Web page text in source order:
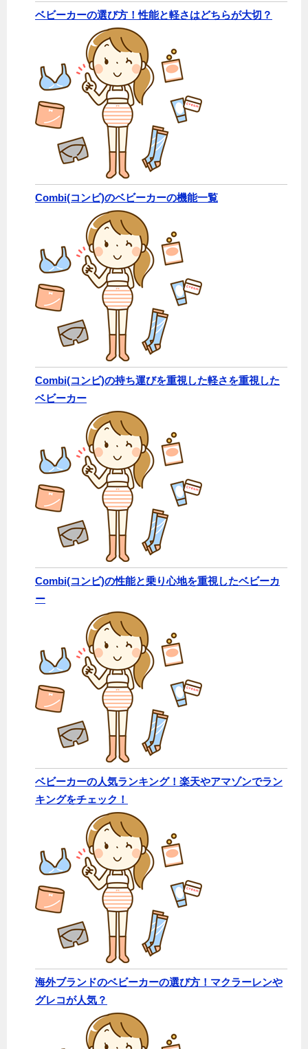
ベビーカーの選び方！性能と軽さはどちらが大切？
Combi(コンビ)のベビーカーの機能一覧
Combi(コンビ)の持ち運びを重視した軽さを重視した
ベビーカー
Combi(コンビ)の性能と乗り心地を重視したベビーカ
ー
ベビーカーの人気ランキング！楽天やアマゾンでラン
キングをチェック！
海外ブランドのベビーカーの選び方！マクラーレンや
グレコが人気？